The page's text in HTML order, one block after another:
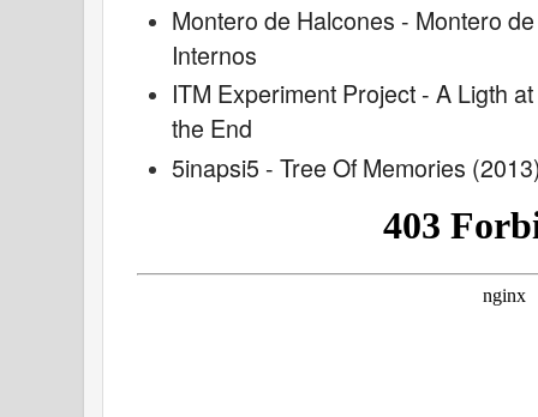
Montero de Halcones - Montero
Internos
ITM Experiment Project - A Ligth
the End
5inapsi5 - Tree Of Memories